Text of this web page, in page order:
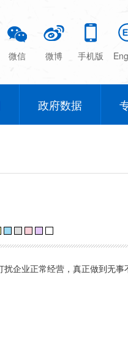
微信 微博 手机版
政府数据
企业正常经营，真正做到无事